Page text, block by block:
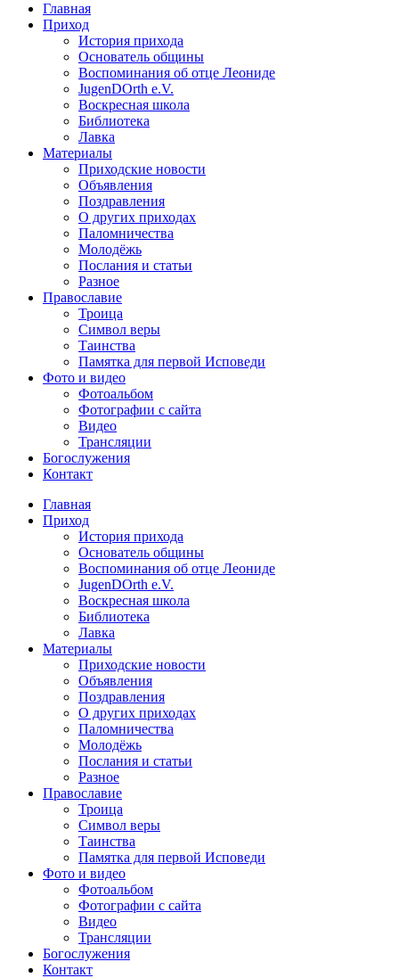
Главная
Приход
История прихода
Основатель общины
Воспоминания об отце Леониде
JugenDOrth e.V.
Воскресная школа
Библиотека
Лавка
Материалы
Приходские новости
Объявления
Поздравления
О других приходах
Паломничества
Молодёжь
Послания и статьи
Разное
Православие
Троица
Символ веры
Таинства
Памятка для первой Исповеди
Фото и видео
Фотоальбом
Фотографии с сайта
Видео
Трансляции
Богослужения
Контакт
Главная
Приход
История прихода
Основатель общины
Воспоминания об отце Леониде
JugenDOrth e.V.
Воскресная школа
Библиотека
Лавка
Материалы
Приходские новости
Объявления
Поздравления
О других приходах
Паломничества
Молодёжь
Послания и статьи
Разное
Православие
Троица
Символ веры
Таинства
Памятка для первой Исповеди
Фото и видео
Фотоальбом
Фотографии с сайта
Видео
Трансляции
Богослужения
Контакт